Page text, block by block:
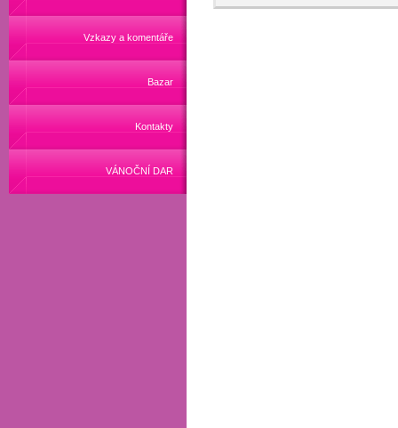
Vzkazy a komentáře
Bazar
Kontakty
VÁNOČNÍ DAR